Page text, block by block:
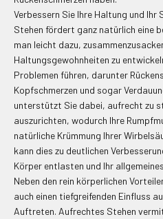
Verbessern Sie Ihre Haltung und Ihr
Stehen fördert ganz natürlich eine
man leicht dazu,
Haltungsgewohnheiten zu
Problemen führen, darunter
Kopfschmerzen und sogar
unterstützt Sie dabei, aufrecht zu
auszurichten, wodurch Ihre
natürliche Krümmung Ihrer
kann dies zu deutlichen
Körper entlasten und Ihr
Neben den rein körperlichen
auch einen tiefgreifenden Einfluss
Auftreten. Aufrechtes Stehen